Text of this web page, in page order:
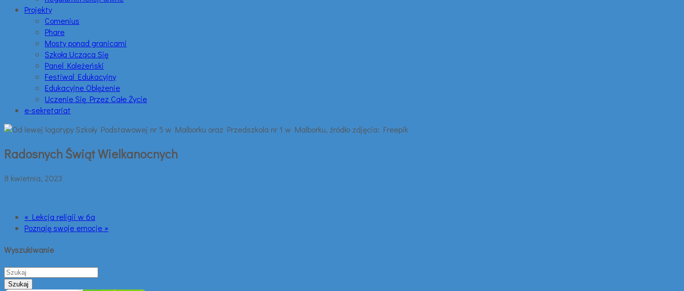
Projekty
Comenius
Phare
Mosty ponad granicami
Szkoła Ucząca Się
Panel Koleżeński
Festiwal Edukacyjny
Edukacyjne Oblężenie
Uczenie Się Przez Całe Życie
e-sekretariat
Radosnych Świąt Wielkanocnych
8 kwietnia, 2023
« Lekcja religii w 6a
Poznaję swoje emocje »
Wyszukiwanie